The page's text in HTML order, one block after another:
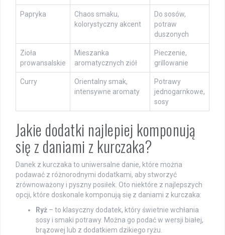
Papryka
Chaos smaku,
kolorystyczny akcent
Do sosów,
potraw
duszonych
Zioła
prowansalskie
Mieszanka
aromatycznych ziół
Pieczenie,
grillowanie
Curry
Orientalny smak,
intensywne aromaty
Potrawy
jednogarnkowe,
sosy
Jakie dodatki najlepiej komponują
się z daniami z kurczaka?
Danek z kurczaka to uniwersalne danie, które można
podawać z różnorodnymi dodatkami, aby stworzyć
zrównoważony i pyszny posiłek. Oto niektóre z najlepszych
opcji, które doskonale komponują się z daniami z kurczaka:
Ryż – to klasyczny dodatek, który świetnie wchłania
sosy i smaki potrawy. Można go podać w wersji białej,
brązowej lub z dodatkiem dzikiego ryżu.